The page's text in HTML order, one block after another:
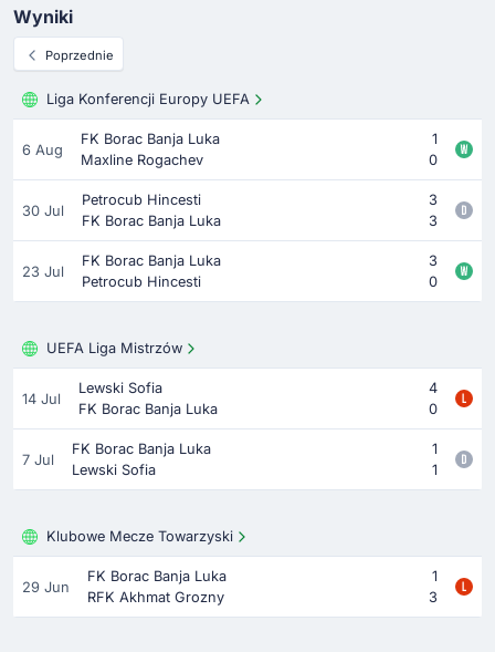
Wyniki
Poprzednie
Liga Konferencji Europy UEFA
6 Aug
FK Borac Banja Luka
1
Maxline Rogachev
0
30 Jul
Petrocub Hincesti
3
FK Borac Banja Luka
3
23 Jul
FK Borac Banja Luka
3
Petrocub Hincesti
0
UEFA Liga Mistrzów
14 Jul
Lewski Sofia
4
FK Borac Banja Luka
0
7 Jul
FK Borac Banja Luka
1
Lewski Sofia
1
Klubowe Mecze Towarzyski
29 Jun
FK Borac Banja Luka
1
RFK Akhmat Grozny
3